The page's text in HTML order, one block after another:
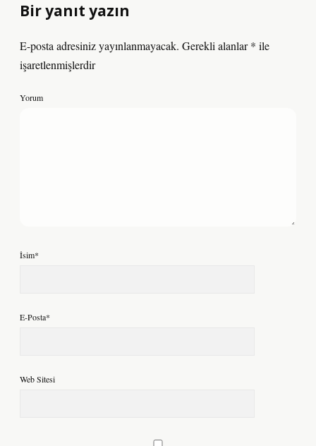
Bir yanıt yazın
E-posta adresiniz yayınlanmayacak. Gerekli alanlar* ile
işaretlenmişlerdir
Yorum
İsim*
E-Posta*
Web Sitesi